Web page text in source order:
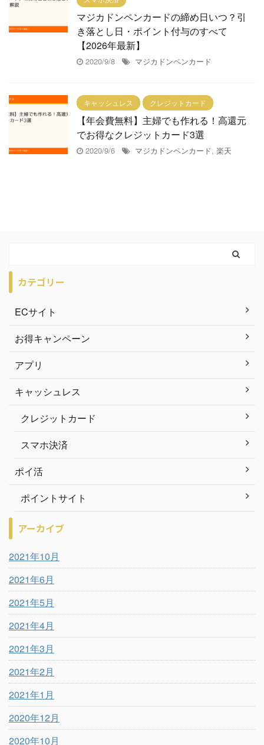
マジカドンペンカードの締め日いつ？引
き落とし日・ポイント付与のすべて
【2026年最新】
2020/9/8 マジカドンペンカード
キャッシュレス クレジットカード
【年会費無料】主婦でも作れる！高還元
でお得なクレジットカード3選
2020/9/6 マジカドンペンカード, 楽天
カテゴリー
ECサイト
お得キャンペーン
アプリ
キャッシュレス
クレジットカード
スマホ決済
ポイ活
ポイントサイト
アーカイブ
2021年10月
2021年6月
2021年5月
2021年4月
2021年3月
2021年2月
2021年1月
2020年12月
2020年10月